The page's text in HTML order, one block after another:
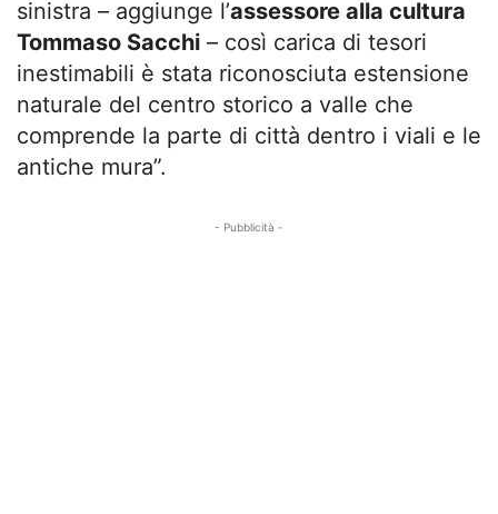
sinistra – aggiunge l’assessore alla cultura
Tommaso Sacchi – così carica di tesori
inestimabili è stata riconosciuta estensione
naturale del centro storico a valle che
comprende la parte di città dentro i viali e le
antiche mura”.
- Pubblicità -